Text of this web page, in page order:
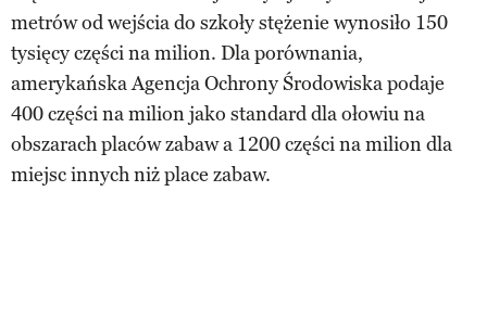
metrów od wejścia do szkoły stężenie wynosiło 150
tysięcy części na milion. Dla porównania,
amerykańska Agencja Ochrony Środowiska podaje
400 części na milion jako standard dla ołowiu na
obszarach placów zabaw a 1200 części na milion dla
miejsc innych niż place zabaw.